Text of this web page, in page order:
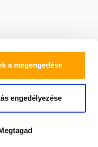
a megengedése
engedélyezése